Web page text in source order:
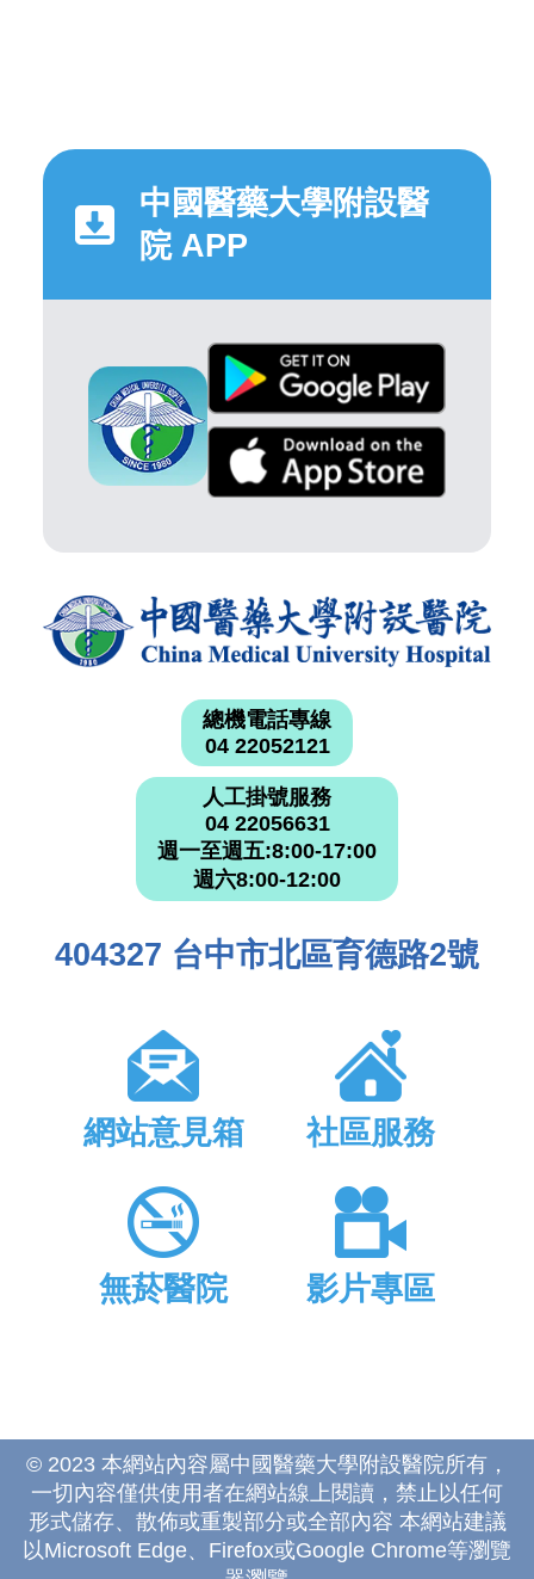
中國醫藥大學附設醫
院 APP
總機電話專線
04 22052121
人工掛號服務
04 22056631
週一至週五:8:00-17:00
週六8:00-12:00
404327 台中市北區育德路2號
網站意見箱 社區服務
無菸醫院 影片專區
© 2023 本網站內容屬中國醫藥大學附設醫院所有，
一切內容僅供使用者在網站線上閱讀，禁止以任何
形式儲存、散佈或重製部分或全部內容 本網站建議
以Microsoft Edge、Firefox或Google Chrome等瀏覽